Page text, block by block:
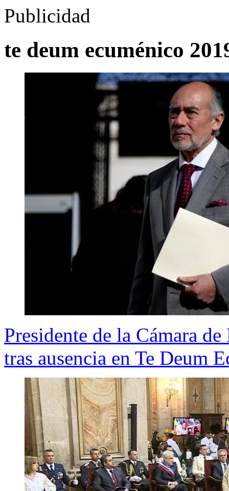
Publicidad
te deum ecuménico
Presidente de la Cámara
tras ausencia en Te Deum